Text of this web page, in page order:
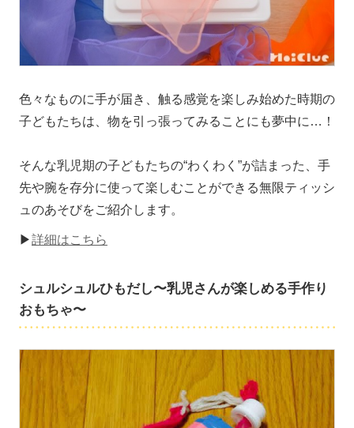
色々なものに手が届き、触る感覚を楽しみ始めた時期の
子どもたちは、物を引っ張ってみることにも夢中に…！
そんな乳児期の子どもたちの“わくわく”が詰まった、手
先や腕を存分に使って楽しむことができる無限ティッシ
ュのあそびをご紹介します。
▶詳細はこちら
シュルシュルひもだし〜乳児さんが楽しめる手作り
おもちゃ〜